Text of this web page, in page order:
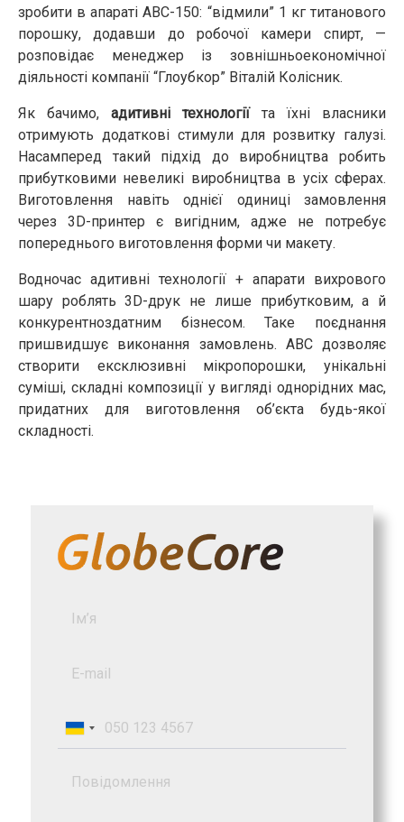
зробити в апараті АВС-150: “відмили” 1 кг титанового
порошку, додавши до робочої камери спирт, —
розповідає менеджер із зовнішньоекономічної
діяльності компанії “Глоубкор” Віталій Колісник.
Як бачимо, адитивні технологіїта їхні власники
отримують додаткові стимули для розвитку галузі.
Насамперед такий підхід до виробництва робить
прибутковими невеликі виробництва в усіх сферах.
Виготовлення навіть однієї одиниці замовлення
через 3D-принтер є вигідним, адже не потребує
попереднього виготовлення форми чи макету.
Водночас адитивні технології + апарати вихрового
шару роблять 3D-друк не лише прибутковим, а й
конкурентноздатним бізнесом. Таке поєднання
пришвидшує виконання замовлень. АВС дозволяє
створити ексклюзивні мікропорошки, унікальні
суміші, складні композиції у вигляді однорідних мас,
придатних для виготовлення об’єкта будь-якої
складності.